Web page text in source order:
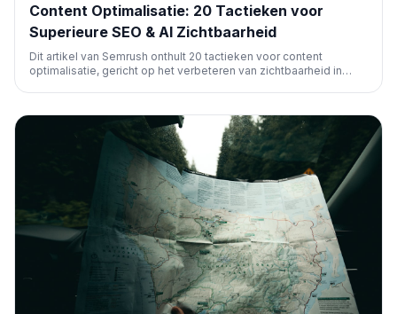
Content Optimalisatie: 20 Tactieken voor
Superieure SEO & AI Zichtbaarheid
Dit artikel van Semrush onthult 20 tactieken voor content
optimalisatie, gericht op het verbeteren van zichtbaarheid in